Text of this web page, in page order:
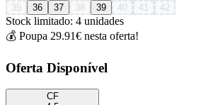
35 36 37 38 39 40 41 42
Stock limitado: 4 unidades
💰 Poupa 29.91€ nesta oferta!
Oferta Disponível
CF